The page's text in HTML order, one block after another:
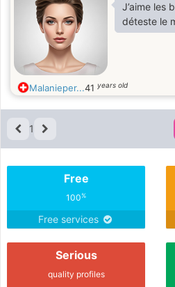
J’aime les
déteste le
Malanieper...41 years old
1
Free
100%
Free services
Serious
quality profiles